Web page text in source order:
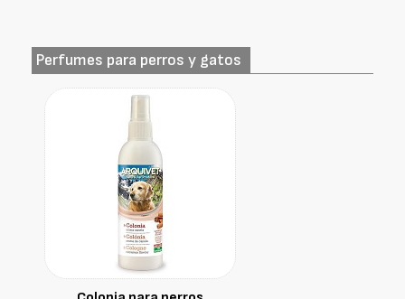
Perfumes para perros y gatos